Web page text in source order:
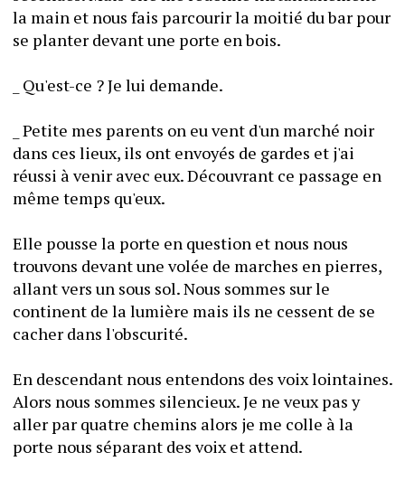
la main et nous fais parcourir la moitié du bar pour
se planter devant une porte en bois.
_ Qu'est-ce ? Je lui demande.
_ Petite mes parents on eu vent d'un marché noir
dans ces lieux, ils ont envoyés de gardes et j'ai
réussi à venir avec eux. Découvrant ce passage en
même temps qu'eux.
Elle pousse la porte en question et nous nous
trouvons devant une volée de marches en pierres,
allant vers un sous sol. Nous sommes sur le
continent de la lumière mais ils ne cessent de se
cacher dans l'obscurité.
En descendant nous entendons des voix lointaines.
Alors nous sommes silencieux. Je ne veux pas y
aller par quatre chemins alors je me colle à la
porte nous séparant des voix et attend.